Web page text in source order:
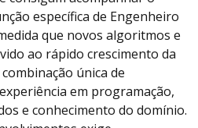
específica de Engenheiro
que novos algoritmos e
ao rápido crescimento da
única de
em programação,
e conhecimento do domínio.